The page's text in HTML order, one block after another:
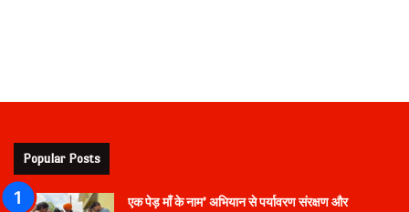
Popular Posts
एक पेड़ माँ के नाम’ अभियान से पर्यावरण संरक्षण और